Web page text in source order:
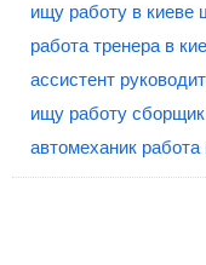
ищу работу в киеве
работа тренера в
ассистент
ищу работу
автомеханик работа